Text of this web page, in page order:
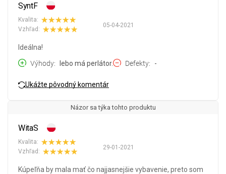
SyntF
05-04-2021
Kvalita:
Vzhľad:
Ideálna!
Výhody
lebo má perlátor. Defekty -
Ukážte pôvodný komentár
Názor sa týka tohto produktu
WitaS
29-01-2021
Kvalita:
Vzhľad:
Kúpeľňa by mala mať čo najjasnejšie vybavenie, preto som